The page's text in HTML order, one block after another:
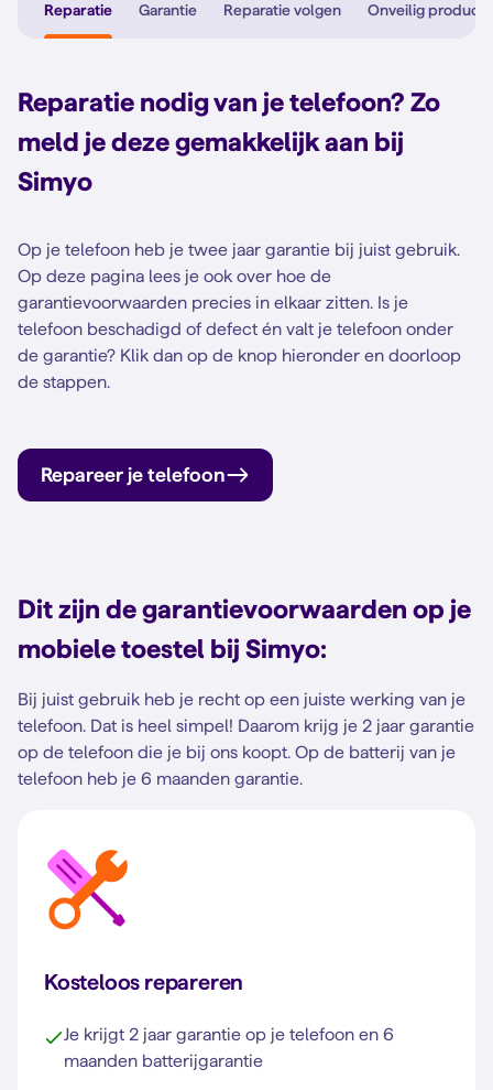
Reparatie Garantie Reparatie volgen Onveilig product
Reparatie nodig van je telefoon? Zo
meld je deze gemakkelijk aan bij
Simyo
Op je telefoon heb je twee jaar garantie bij juist gebruik.
Op deze pagina lees je ook over hoe de
garantievoorwaarden precies in elkaar zitten. Is je
telefoon beschadigd of defect én valt je telefoon onder
de garantie? Klik dan op de knop hieronder en doorloop
de stappen.
Repareer je telefoon
Dit zijn de garantievoorwaarden op je
mobiele toestel bij Simyo:
Bij juist gebruik heb je recht op een juiste werking van je
telefoon. Dat is heel simpel! Daarom krijg je 2 jaar garantie
op de telefoon die je bij ons koopt. Op de batterij van je
telefoon heb je 6 maanden garantie.
Kosteloos repareren
Je krijgt 2 jaar garantie op je telefoon en 6
maanden batterijgarantie